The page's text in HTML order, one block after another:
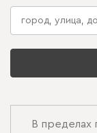
В пределах